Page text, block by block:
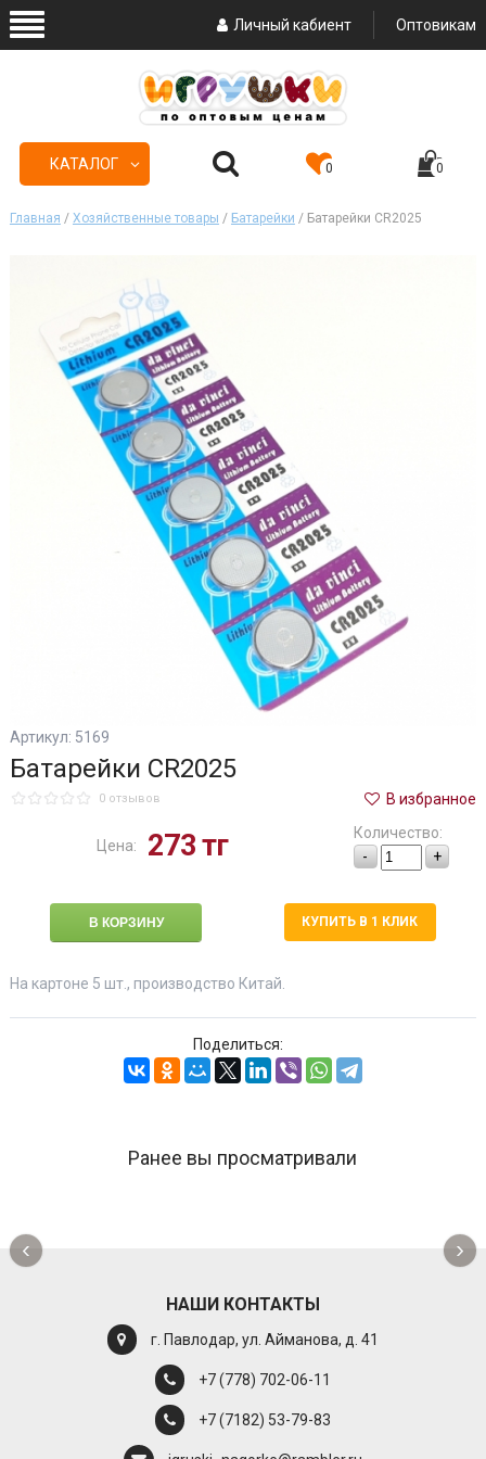
Личный кабиент Оптовикам
КАТАЛОГ 0 0
Главная / Хозяйственные товары / Батарейки / Батарейки CR2025
Артикул: 5169
Батарейки CR2025
0 отзывов В избранное
Цена: 273тг
Количество:
-
+
КУПИТЬ В 1 КЛИК
На картоне 5 шт., производство Китай.
Поделиться:
Ранее вы просматривали
‹ ›
НАШИ КОНТАКТЫ
г. Павлодар, ул. Айманова, д. 41
+7 (778) 702-06-11
+7 (7182) 53-79-83